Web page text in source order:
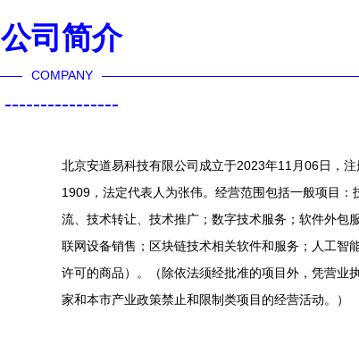
公司简介
COMPANY
----------------
北京安道易科技有限公司成立于2023年11月06日，
1909，法定代表人为张伟。经营范围包括一般项目
流、技术转让、技术推广；数字技术服务；软件外包
联网设备销售；区块链技术相关软件和服务；人工智
许可的商品）。（除依法须经批准的项目外，凭营业
家和本市产业政策禁止和限制类项目的经营活动。）